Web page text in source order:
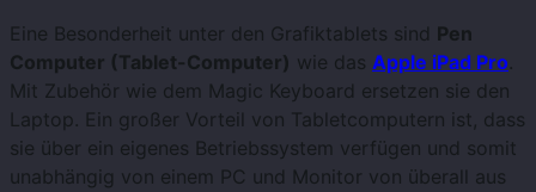
Eine Besonderheit unter den Grafiktablets sind Pen
Computer (Tablet-Computer) wie das Apple iPad Pro.
Mit Zubehör wie dem Magic Keyboard ersetzen sie den
Laptop. Ein großer Vorteil von Tabletcomputern ist, dass
sie über ein eigenes Betriebssystem verfügen und somit
unabhängig von einem PC und Monitor von überall aus